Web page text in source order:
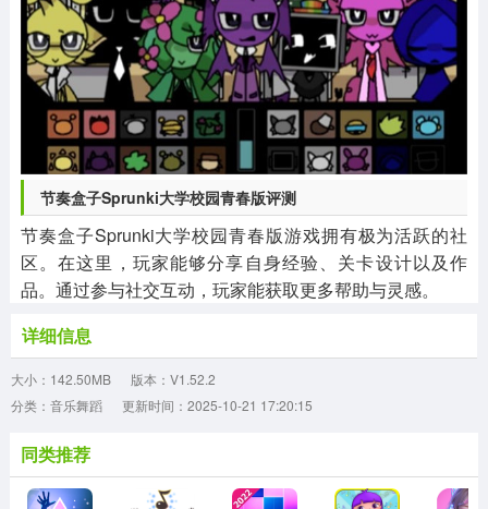
节奏盒子Sprunki大学校园青春版评测
节奏盒子Sprunki大学校园青春版游戏拥有极为活跃的社
区。在这里，玩家能够分享自身经验、关卡设计以及作
品。通过参与社交互动，玩家能获取更多帮助与灵感。
详细信息
大小：142.50MB
版本：V1.52.2
分类：音乐舞蹈
更新时间：2025-10-21 17:20:15
同类推荐